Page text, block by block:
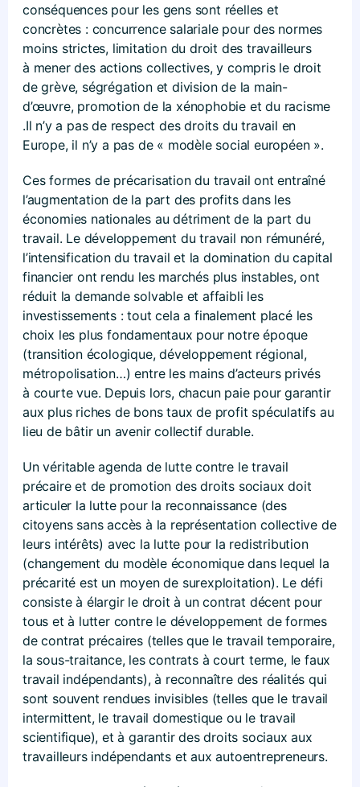
conséquences pour les gens sont réelles et
concrètes : concurrence salariale pour des normes
moins strictes, limitation du droit des travailleurs
à mener des actions collectives, y compris le droit
de grève, ségrégation et division de la main-
d’œuvre, promotion de la xénophobie et du racisme​
.Il n’y a pas de respect des droits du travail en
Europe, il n’y a pas de « modèle social européen ».
Ces formes de précarisation du travail ont entraîné
l’augmentation de la part des profits dans les
économies nationales au détriment de la part du
travail. Le développement du travail non rémunéré,
l’intensification du travail et la domination du capital
financier ont rendu les marchés plus instables, ont
réduit la demande solvable et affaibli les
investissements : tout cela a finalement placé les
choix les plus fondamentaux pour notre époque
(transition écologique, développement régional,
métropolisation…) entre les mains d’acteurs privés
à courte vue. Depuis lors, chacun paie pour garantir
aux plus riches de bons taux de profit spéculatifs au
lieu de bâtir un avenir collectif durable.
Un véritable agenda de lutte contre le travail
précaire et de promotion des droits sociaux doit
articuler la lutte pour la reconnaissance (des
citoyens sans accès à la représentation collective de
leurs intérêts) avec la lutte pour la redistribution
(changement du modèle économique dans lequel la
précarité est un moyen de surexploitation). Le défi
consiste à élargir le droit à un contrat décent pour
tous et à lutter contre le développement de formes
de contrat précaires (telles que le travail temporaire,
la sous-traitance, les contrats à court terme, le faux
travail indépendants), à reconnaître des réalités qui
sont souvent rendues invisibles (telles que le travail
intermittent, le travail domestique ou le travail
scientifique), et à garantir des droits sociaux aux
travailleurs indépendants et aux autoentrepreneurs.